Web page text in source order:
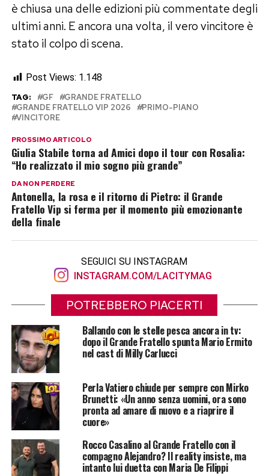
è chiusa una delle edizioni più commentate degli
ultimi anni. E ancora una volta, il vero vincitore è
stato il colpo di scena.
Post Views: 1.148
TAG: GF
GRANDE FRATELLO
GRANDE FRATELLO VIP 2026
PRIMO-PIANO
VINCITORE
PROSSIMO ARTICOLO
Giulia Stabile torna ad Amici dopo il tour con Rosalia:
“Ho realizzato il mio sogno più grande”
DA NON PERDERE
Antonella, la rosa e il ritorno di Pietro: il Grande
Fratello Vip si ferma per il momento più emozionante
della finale
SEGUICI SU INSTAGRAM
INSTAGRAM.COM/LACITYMAG
POTREBBERO PIACERTI
Ballando con le stelle pesca ancora in tv:
dopo il Grande Fratello spunta Mario Ermito
nel cast di Milly Carlucci
Perla Vatiero chiude per sempre con Mirko
Brunetti: «Un anno senza uomini, ora sono
pronta ad amare di nuovo e a riaprire il
cuore»
Rocco Casalino al Grande Fratello con il
compagno Alejandro? Il reality insiste, ma
intanto lui duetta con Maria De Filippi